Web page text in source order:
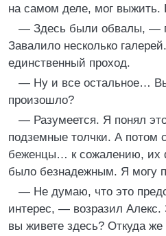
на самом деле, мог
— Здесь были обвалы, —
Завалило несколько
единственный проход.
— Ну и все остальное…
произошло?
— Разумеется. Я понял
подземные толчки. А потом
беженцы… к сожалению, их
было безнадежным. Я могу
— Не думаю, что это
интерес, — возразил Алекс.
вы живете здесь? Откуда